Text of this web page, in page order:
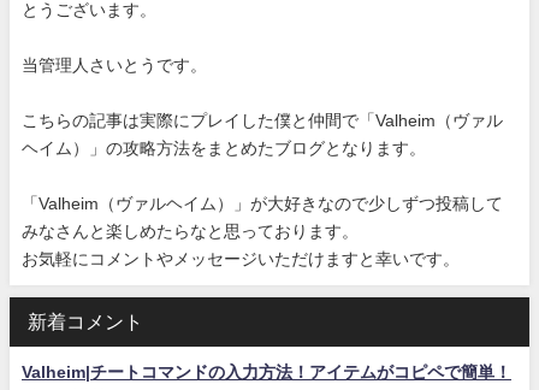
とうございます。
当管理人さいとうです。
こちらの記事は実際にプレイした僕と仲間で「Valheim（ヴァル
ヘイム）」の攻略方法をまとめたブログとなります。
「Valheim（ヴァルヘイム）」が大好きなので少しずつ投稿して
みなさんと楽しめたらなと思っております。
お気軽にコメントやメッセージいただけますと幸いです。
新着コメント
Valheim|チートコマンドの入力方法！アイテムがコピペで簡単！